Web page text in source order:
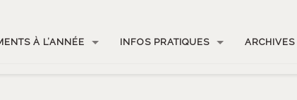
À L’ANNÉE INFOS PRATIQUES ARCHIVES